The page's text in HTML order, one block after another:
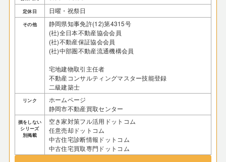
定休日 日曜・祝祭日
その他
静岡県知事免許(12)第4315号
(社)全日本不動産協会会員
(社)不動産保証協会会員
(社)中部圏不動産流通機構会員
宅地建物取引主任者
不動産コンサルティングマスター技能登録
二級建築士
リンク
ホームページ
静岡市不動産買取センター
損をしない
シリーズ
別掲載
空き家対策フル活用ドットコム
任意売却ドットコム
中古住宅診断情報ドットコム
中古住宅買取専門ドットコム